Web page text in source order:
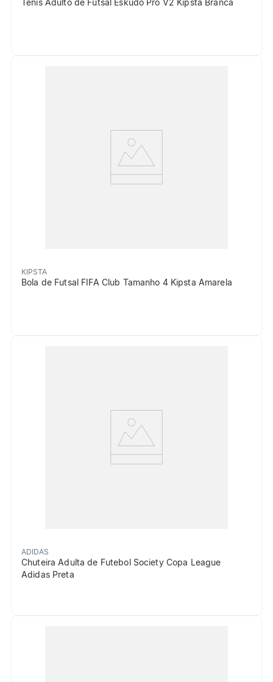
Tênis Adulto de Futsal Eskudo Pro V2 Kipsta Branca
KIPSTA
Bola de Futsal FIFA Club Tamanho 4 Kipsta Amarela
ADIDAS
Chuteira Adulta de Futebol Society Copa League
Adidas Preta